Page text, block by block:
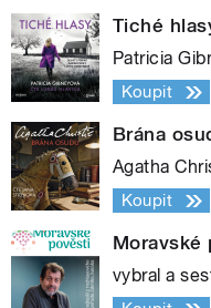
Tiché
Patricia
Koupit
Brána
Agatha
Koupit
Moravské
vybral a